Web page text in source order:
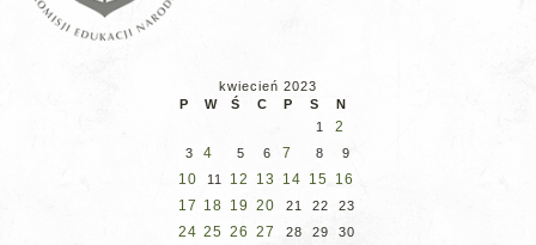
kwiecień 2023
P
W Ś C P S
N
1
2
3 4 5 6 7 8 9
10 11 12 13 14 15 16
17 18 19 20 21 22 23
24 25 26 27 28 29 30